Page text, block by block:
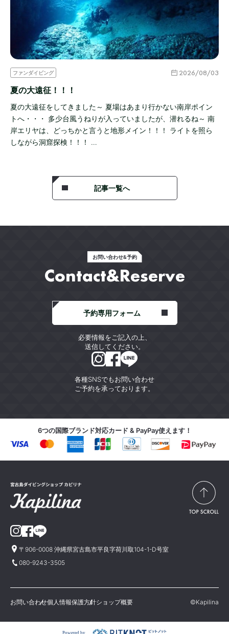
ファンダイビング 2026/08/03
夏の大遠征！！！
夏の大遠征をしてきました～ 夏場はあまり行かない南岸ポイン
トへ・・・ 多少台風うねりが入っていましたが、潜れるね～ 南
岸エリヤは、どっちかと言うと地形メイン！！！ ライトを照ら
しながら洞窟探検！！！ …
記事一覧へ
お問い合わせ&予約
Contact&Reserve
各種SNSでもお問い合わせ
ご予約を承っております。
予約専用フォーム
必要情報をご記入の上、
送信してください。
6つの国際ブランド対応カード & PayPay使えます！
〒906-0008 沖縄県宮古島市平良字荷川取104-1-D号室
080-9243-3505
お問い合わせ個人情報保護方針ショップ概要 ©Kapilina